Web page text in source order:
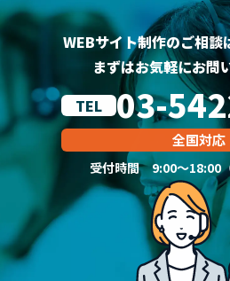
WEBサイト制作のご相談
まずはお気軽にお問
TEL
03-
全国対応
受付時間 9:00～18:00（